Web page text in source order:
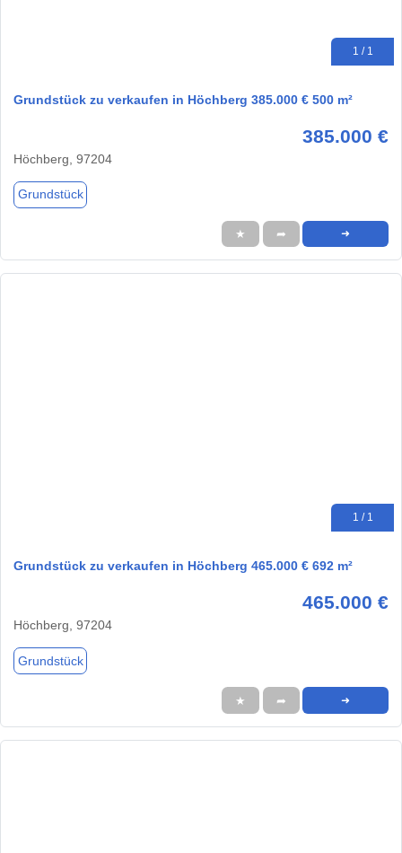
1 / 1
Grundstück zu verkaufen in Höchberg 385.000 € 500 m²
385.000 €
Höchberg, 97204
Grundstück
★ ➦ ➜
1 / 1
Grundstück zu verkaufen in Höchberg 465.000 € 692 m²
465.000 €
Höchberg, 97204
Grundstück
★ ➦ ➜